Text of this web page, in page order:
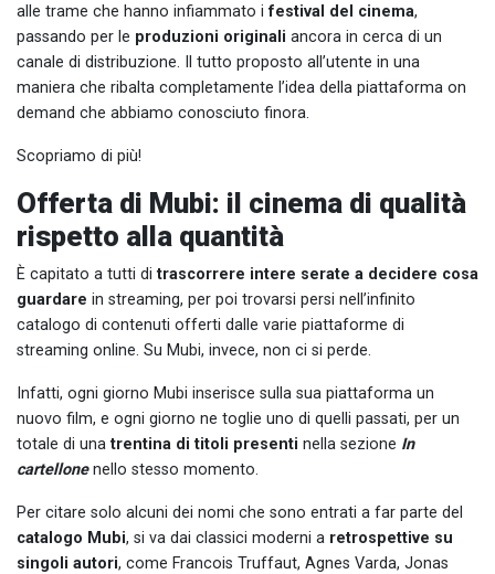
alle trame che hanno infiammato ifestival del cinema,
passando per le produzioni originali ancora in cerca di un
canale di distribuzione. Il tutto proposto all’utente in una
maniera che ribalta completamente l’idea della piattaforma on
demand che abbiamo conosciuto finora.
Scopriamo di più!
Offerta di Mubi: il cinema di qualità
rispetto alla quantità
È capitato a tutti ditrascorrere intere serate a decidere cosa
guardare in streaming, per poi trovarsi persi nell’infinito
catalogo di contenuti offerti dalle varie piattaforme di
streaming online. Su Mubi, invece, non ci si perde.
Infatti, ogni giorno Mubi inserisce sulla sua piattaforma un
nuovo film, e ogni giorno ne toglie uno di quelli passati, per un
totale di unatrentina di titoli presenti nella sezione In
cartellonenello stesso momento.
Per citare solo alcuni dei nomi che sono entrati a far parte del
catalogo Mubi, si va dai classici moderni a retrospettive su
singoli autori, come Francois Truffaut, Agnes Varda, Jonas